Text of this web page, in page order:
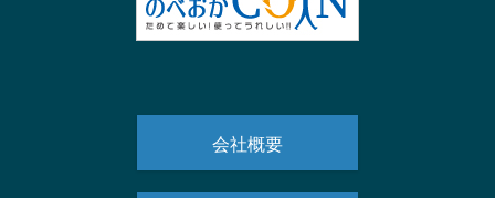
会社概要